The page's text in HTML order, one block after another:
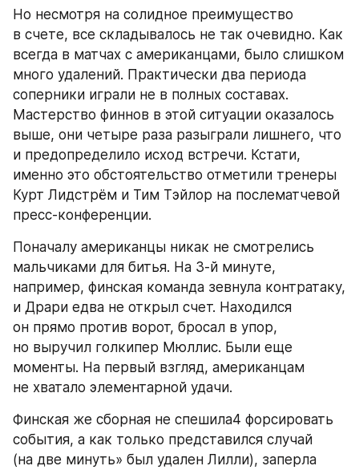
Но несмотря на солидное преимущество
в счете, все складывалось не так очевидно. Как
всегда в матчах с американцами, было слишком
много удалений. Практически два периода
соперники играли не в полных составах.
Мастерство финнов в этой ситуации оказалось
выше, они четыре раза разыграли лишнего, что
и предопределило исход встречи. Кстати,
именно это обстоятельство отметили тренеры
Курт Лидстрём и Тим Тэйлор на послематчевой
пресс-конференции.
Поначалу американцы никак не смотрелись
мальчиками для битья. На 3-й минуте,
например, финская команда зевнула контратаку,
и Драри едва не открыл счет. Находился
он прямо против ворот, бросал в упор,
но выручил голкипер Мюллис. Были еще
моменты. На первый взгляд, американцам
не хватало элементарной удачи.
Финская же сборная не спешила4 форсировать
события, а как только представился случай
(на две минуть» был удален Лилли), заперла